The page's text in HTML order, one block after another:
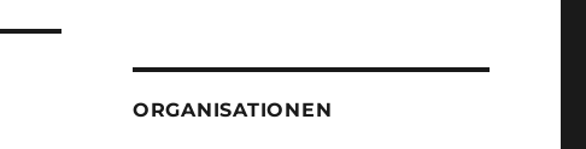
ORGANISATIONEN